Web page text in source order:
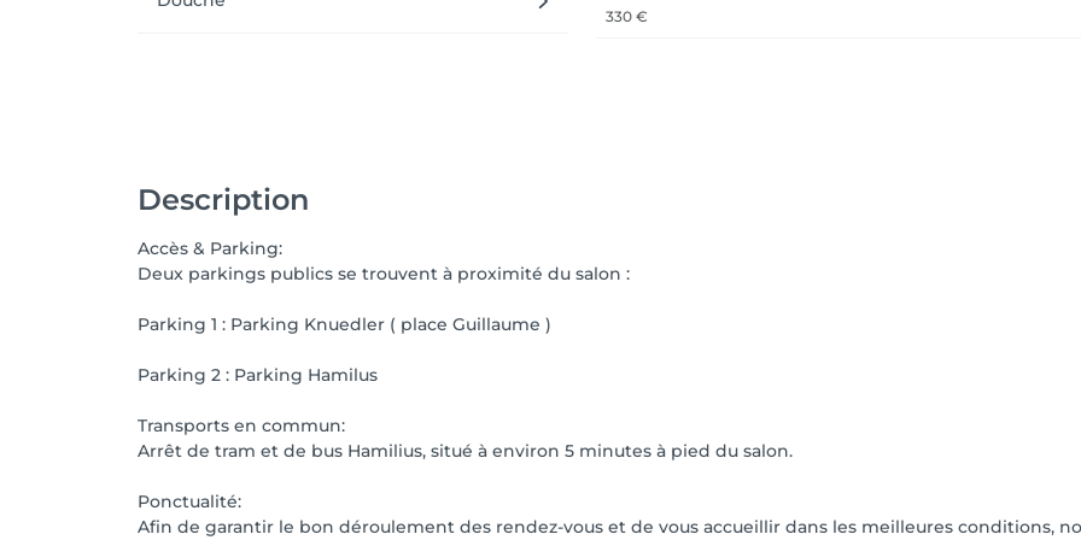
330 €
Description
Accès & Parking:
Deux parkings publics se trouvent à proximité du salon :
Parking 1 : Parking Knuedler ( place Guillaume )
Parking 2 : Parking Hamilus
Transports en commun:
Arrêt de tram et de bus Hamilius, situé à environ 5 minutes à pied du salon.
Ponctualité:
Afin de garantir le bon déroulement des rendez-vous et de vous accueillir dans les meilleures conditions,